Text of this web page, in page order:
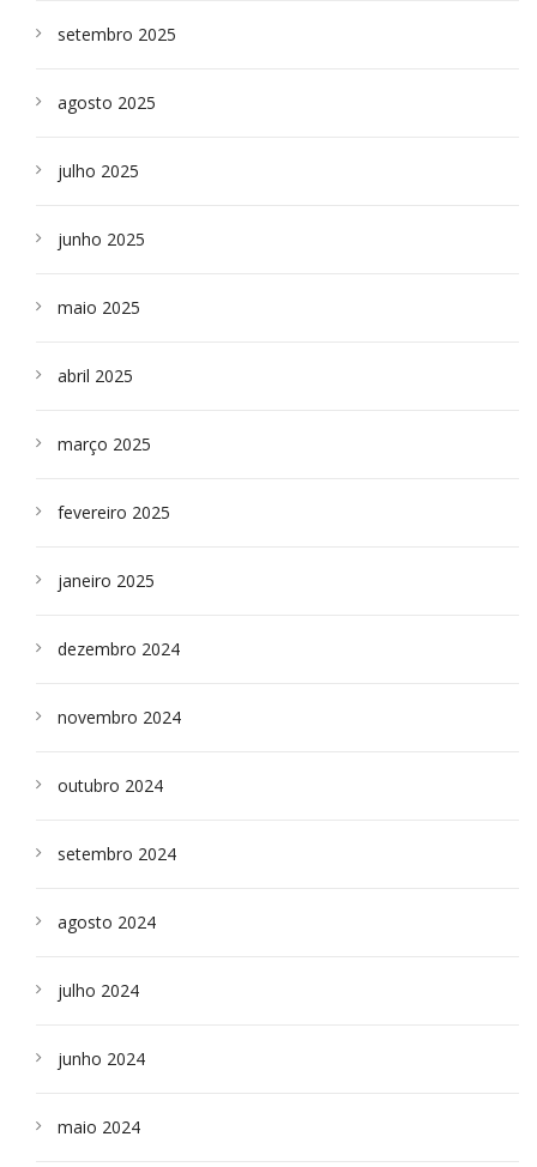
setembro 2025
agosto 2025
julho 2025
junho 2025
maio 2025
abril 2025
março 2025
fevereiro 2025
janeiro 2025
dezembro 2024
novembro 2024
outubro 2024
setembro 2024
agosto 2024
julho 2024
junho 2024
maio 2024